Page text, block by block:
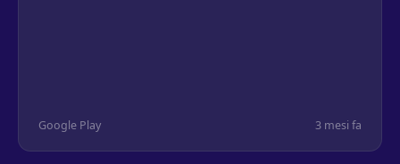
Google Play 3 mesi fa